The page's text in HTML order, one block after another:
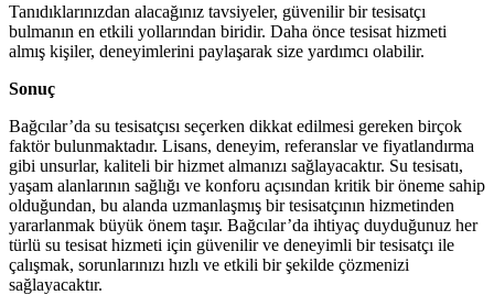
Tanıdıklarınızdan alacağınız tavsiyeler, güvenilir bir tesisatçı
bulmanın en etkili yollarından biridir. Daha önce tesisat hizmeti
almış kişiler, deneyimlerini paylaşarak size yardımcı olabilir.
Sonuç
Bağcılar’da su tesisatçısı seçerken dikkat edilmesi gereken birçok
faktör bulunmaktadır. Lisans, deneyim, referanslar ve fiyatlandırma
gibi unsurlar, kaliteli bir hizmet almanızı sağlayacaktır. Su tesisatı,
yaşam alanlarının sağlığı ve konforu açısından kritik bir öneme sahip
olduğundan, bu alanda uzmanlaşmış bir tesisatçının hizmetinden
yararlanmak büyük önem taşır. Bağcılar’da ihtiyaç duyduğunuz her
türlü su tesisat hizmeti için güvenilir ve deneyimli bir tesisatçı ile
çalışmak, sorunlarınızı hızlı ve etkili bir şekilde çözmenizi
sağlayacaktır.